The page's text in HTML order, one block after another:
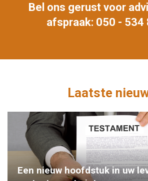
Bel ons gerust voor
afspraak: 050 - 534
Laatste
Een nieuw hoofdstuk in uw